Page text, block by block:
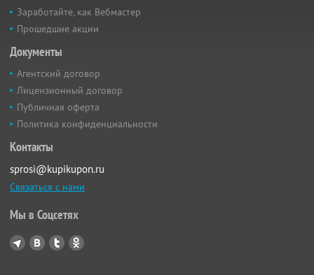
Заработайте, как Вебмастер
Прошедшие акции
Документы
Агентский договор
Лицензионный договор
Публичная оферта
Политика конфиденциальности
Контакты
sprosi@kupikupon.ru
Связаться с нами
Мы в Соцсетях